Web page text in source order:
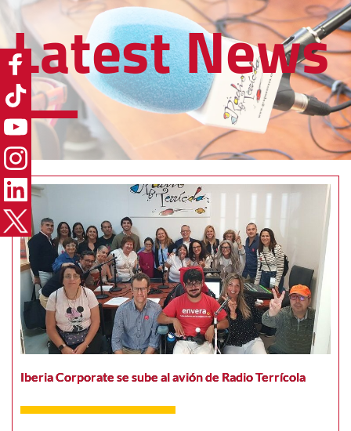
Latest News
Iberia Corporate se sube al avión de Radio Terrícola